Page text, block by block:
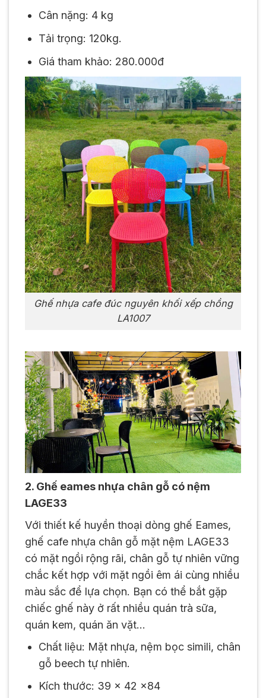
Cân nặng: 4 kg
Tải trọng: 120kg.
Giá tham khảo: 280.000đ
Ghế nhựa cafe đúc nguyên khối xếp chồng
LA1007
2. Ghế eames nhựa chân gỗ có nệm
LAGE33
Với thiết kế huyền thoại dòng ghế Eames,
ghế cafe nhựa chân gỗ mặt nệm LAGE33
có mặt ngồi rộng rãi, chân gỗ tự nhiên vững
chắc kết hợp với mặt ngồi êm ái cùng nhiều
màu sắc để lựa chọn. Bạn có thể bắt gặp
chiếc ghế này ở rất nhiều quán trà sữa,
quán kem, quán ăn vặt…
Chất liệu: Mặt nhựa, nệm bọc simili, chân
gỗ beech tự nhiên.
Kích thước: 39 x 42 x84